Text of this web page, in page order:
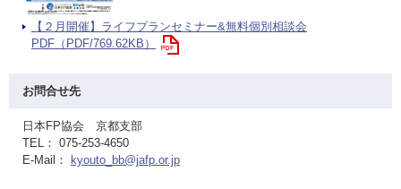
【２月開催】ライフプランセミナー&無料個別相談会
PDF（PDF/769.62KB）
お問合せ先
日本FP協会 京都支部
TEL： 075-253-4650
E-Mail：
kyouto_bb@jafp.or.jp